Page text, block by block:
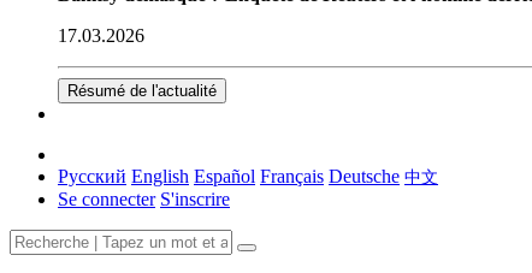
17.03.2026
Résumé de l'actualité
Русский English Español Français Deutsche 中文
Se connecter S'inscrire